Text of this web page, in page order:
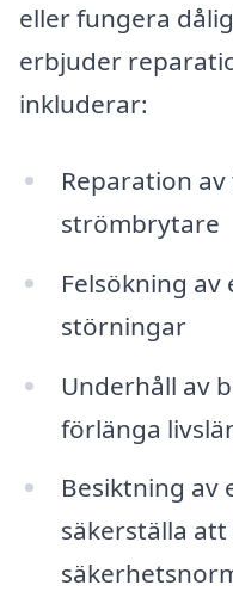
eller fungera
erbjuder
inkluderar:
Reparation
strömbrytare
Felsökning
störningar
Underhåll av
förlänga
Besiktning av
säkerställa